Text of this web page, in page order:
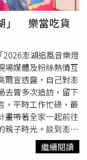
」 樂當吃貨
2026澎湖追風音樂燈
場媒體及粉絲熱情互
爾宣透露，自己對澎
去曾多次造訪，留下
，平時工作忙碌，最
畫帶著全家一起前往
親子時光。談到澎湖
結束後一定要大啖海
愛好者的他，也對
繼續閱讀